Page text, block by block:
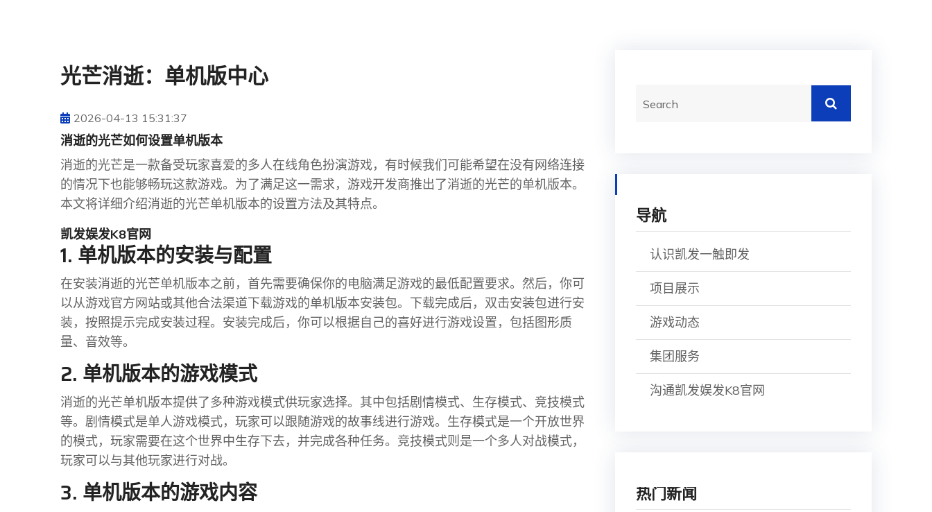
光芒消逝：单机版中心
2026-04-13 15:31:37
消逝的光芒如何设置单机版本
消逝的光芒是一款备受玩家喜爱的多人在线角色扮演游戏，有时候我们可能希望在没有网络连接
的情况下也能够畅玩这款游戏。为了满足这一需求，游戏开发商推出了消逝的光芒的单机版本。
本文将详细介绍消逝的光芒单机版本的设置方法及其特点。
凯发娱发K8官网
1. 单机版本的安装与配置
在安装消逝的光芒单机版本之前，首先需要确保你的电脑满足游戏的最低配置要求。然后，你可
以从游戏官方网站或其他合法渠道下载游戏的单机版本安装包。下载完成后，双击安装包进行安
装，按照提示完成安装过程。安装完成后，你可以根据自己的喜好进行游戏设置，包括图形质
量、音效等。
2. 单机版本的游戏模式
消逝的光芒单机版本提供了多种游戏模式供玩家选择。其中包括剧情模式、生存模式、竞技模式
等。剧情模式是单人游戏模式，玩家可以跟随游戏的故事线进行游戏。生存模式是一个开放世界
的模式，玩家需要在这个世界中生存下去，并完成各种任务。竞技模式则是一个多人对战模式，
玩家可以与其他玩家进行对战。
3. 单机版本的游戏内容
导航
认识凯发一触即发
项目展示
游戏动态
集团服务
沟通凯发娱发K8官网
热门新闻